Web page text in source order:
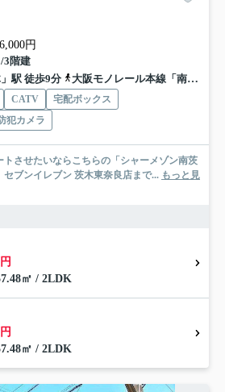
円
3階建
駅 徒歩9分
大阪モノレール本線「南茨木」駅 徒歩9分
CATV
宅配ボックス
犯カメラ
させたいならこちらの「シャーメゾン南茨
ブンイレブン 茨木東奈良店まで... もっと見
㎡ / 2LDK
㎡ / 2LDK